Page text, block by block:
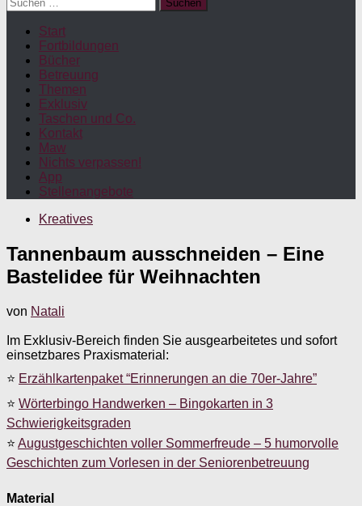
nach:
Start
Fortbildungen
Bücher
Betreuung
Themen
Exklusiv
Taschen und Co.
Kontakt
Maw
Nichts verpassen!
App
Stellenangebote
Kreatives
Tannenbaum ausschneiden – Eine
Bastelidee für Weihnachten
von Natali
Im Exklusiv-Bereich finden Sie ausgearbeitetes und sofort
einsetzbares Praxismaterial:
⭐ Erzählkartenpaket “Erinnerungen an die 70er-Jahre”
⭐ Wörterbingo Handwerken – Bingokarten in 3
Schwierigkeitsgraden
⭐ Augustgeschichten voller Sommerfreude – 5 humorvolle
Geschichten zum Vorlesen in der Seniorenbetreuung
Material